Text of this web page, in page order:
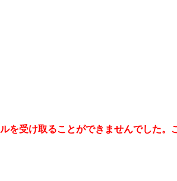
を受け取ることができませんでした